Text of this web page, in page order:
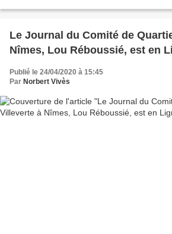
Le Journal du Comité de
Nîmes, Lou Réboussié, est en
Publié le 24/04/2020 à 15:45
Par Norbert Vivès